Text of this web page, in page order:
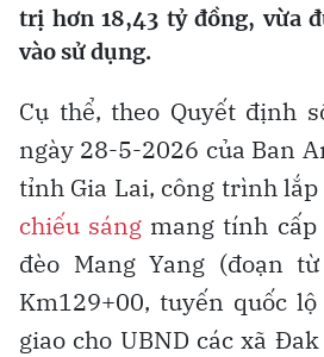
trị hơn 18,43 tỷ đồng, vừa
vào sử dụng.
Cụ thể, theo Quyết định
ngày 28-5-2026 của Ban
tỉnh Gia Lai, công trình
chiếu sáng mang tính
đèo Mang Yang (đoạn
Km129+00, tuyến quốc
giao cho UBND các xã